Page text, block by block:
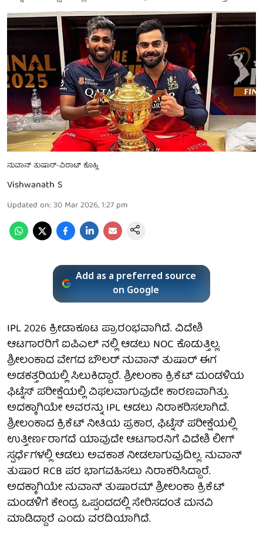
ನುವಾನ್ ತುಷಾರ್-ವಿರಾಟ್ ಕೊಹ್ಲಿ
Vishwanath S
Updated on: 30 Mar 2026, 1:27 pm
Add as a preferred source
on Google
IPL 2026 ಕ್ರೀಡಾಕೂಟ ಪ್ರಾರಂಭವಾಗಿದೆ. ವಿದೇಶಿ
ಆಟಗಾರರಿಗೆ ಐಪಿಎಲ್ ನಲ್ಲಿ ಆಡಲು NOC ಕೊಡುತ್ತಿಲ್ಲ.
ಶ್ರೀಲಂಕಾದ ವೇಗದ ಬೌಲರ್ ನುವಾನ್ ತುಷಾರ್ ಈಗ
ಅಡಕತ್ತರಿಯಲ್ಲಿ ಸಿಲುಕಿದ್ದಾರೆ. ಶ್ರೀಲಂಕಾ ಕ್ರಿಕೆಟ್ ಮಂಡಳಿಯ
ಫಿಟ್ನೆಸ್ ಪರೀಕ್ಷೆಯಲ್ಲಿ ವಿಫಲವಾಗುವುದೇ ಕಾರಣವಾಗಿತ್ತು.
ಅದಕ್ಕಾಗಿಯೇ ಅವರನ್ನು IPL ಆಡಲು ನಿರಾಕರಿಸಲಾಗಿದೆ.
ಶ್ರೀಲಂಕಾದ ಕ್ರಿಕೆಟ್ ನೀತಿಯ ಪ್ರಕಾರ, ಫಿಟ್ನೆಸ್ ಪರೀಕ್ಷೆಯಲ್ಲಿ
ಉತ್ತೀರ್ಣರಾಗದೆ ಯಾವುದೇ ಆಟಗಾರನಿಗೆ ವಿದೇಶಿ ಲೀಗ್
ಸ್ಪರ್ಧೆಗಳಲ್ಲಿ ಆಡಲು ಅವಕಾಶ ನೀಡಲಾಗುವುದಿಲ್ಲ. ನುವಾನ್
ತುಷಾರ RCB ಪರ ಭಾಗವಹಿಸಲು ನಿರಾಕರಿಸಿದ್ದಾರೆ.
ಅದಕ್ಕಾಗಿಯೇ ನುವಾನ್ ತುಷಾರಮ್ ಶ್ರೀಲಂಕಾ ಕ್ರಿಕೆಟ್
ಮಂಡಳಿಗೆ ಕೇಂದ್ರ ಒಪ್ಪಂದದಲ್ಲಿ ಸೇರಿಸದಂತೆ ಮನವಿ
ಮಾಡಿದ್ದಾರೆ ಎಂದು ವರದಿಯಾಗಿದೆ.